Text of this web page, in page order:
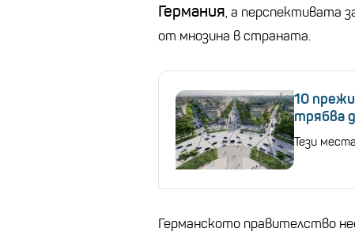
Германия, а перспективата
от мнозина в страната.
10
трябва
Тези
Германското правителство